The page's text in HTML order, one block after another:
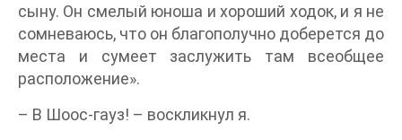
сыну. Он смелый юноша и хороший ходок, и я не
сомневаюсь, что он благополучно доберется до
места и сумеет заслужить там всеобщее
расположение».
– В Шоос-гауз! – воскликнул я.